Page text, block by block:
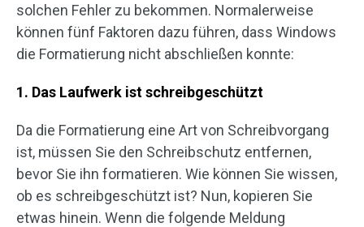
solchen Fehler zu bekommen. Normalerweise
können fünf Faktoren dazu führen, dass Windows
die Formatierung nicht abschließen konnte:
1. Das Laufwerk ist schreibgeschützt
Da die Formatierung eine Art von Schreibvorgang
ist, müssen Sie den Schreibschutz entfernen,
bevor Sie ihn formatieren. Wie können Sie wissen,
ob es schreibgeschützt ist? Nun, kopieren Sie
etwas hinein. Wenn die folgende Meldung